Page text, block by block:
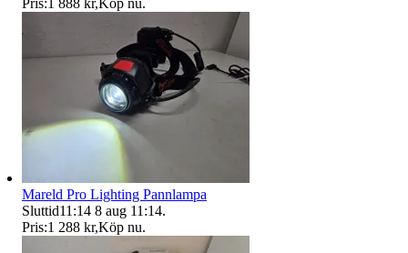
Mareld Pro Lighting Pannlampa
Sluttid11:14 8 aug 11:14.
Pris:1 288 kr,Köp nu.